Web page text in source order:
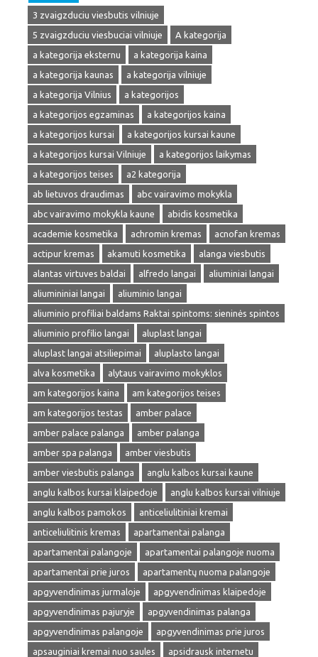
3 zvaigzduciu viesbutis vilniuje
5 zvaigzduciu viesbuciai vilniuje
A kategorija
a kategorija eksternu
a kategorija kaina
a kategorija kaunas
a kategorija vilniuje
a kategorija Vilnius
a kategorijos
a kategorijos egzaminas
a kategorijos kaina
a kategorijos kursai
a kategorijos kursai kaune
a kategorijos kursai Vilniuje
a kategorijos laikymas
a kategorijos teises
a2 kategorija
ab lietuvos draudimas
abc vairavimo mokykla
abc vairavimo mokykla kaune
abidis kosmetika
academie kosmetika
achromin kremas
acnofan kremas
actipur kremas
akamuti kosmetika
alanga viesbutis
alantas virtuves baldai
alfredo langai
aliuminiai langai
aliumininiai langai
aliuminio langai
aliuminio profiliai baldams Raktai spintoms: sieninės spintos
aliuminio profilio langai
aluplast langai
aluplast langai atsiliepimai
aluplasto langai
alva kosmetika
alytaus vairavimo mokyklos
am kategorijos kaina
am kategorijos teises
am kategorijos testas
amber palace
amber palace palanga
amber palanga
amber spa palanga
amber viesbutis
amber viesbutis palanga
anglu kalbos kursai kaune
anglu kalbos kursai klaipedoje
anglu kalbos kursai vilniuje
anglu kalbos pamokos
anticeliulitiniai kremai
anticeliulitinis kremas
apartamentai palanga
apartamentai palangoje
apartamentai palangoje nuoma
apartamentai prie juros
apartamentų nuoma palangoje
apgyvendinimas jurmaloje
apgyvendinimas klaipedoje
apgyvendinimas pajuryje
apgyvendinimas palanga
apgyvendinimas palangoje
apgyvendinimas prie juros
apsauginiai kremai nuo saules
apsidrausk internetu